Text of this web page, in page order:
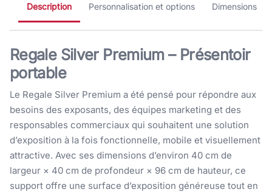
Description Personnalisation et options Dimensions
Regale Silver Premium – Présentoir
portable
Le Regale Silver Premium a été pensé pour répondre aux
besoins des exposants, des équipes marketing et des
responsables commerciaux qui souhaitent une solution
d’exposition à la fois fonctionnelle, mobile et visuellement
attractive. Avec ses dimensions d’environ 40 cm de
largeur × 40 cm de profondeur × 96 cm de hauteur, ce
support offre une surface d’exposition généreuse tout en